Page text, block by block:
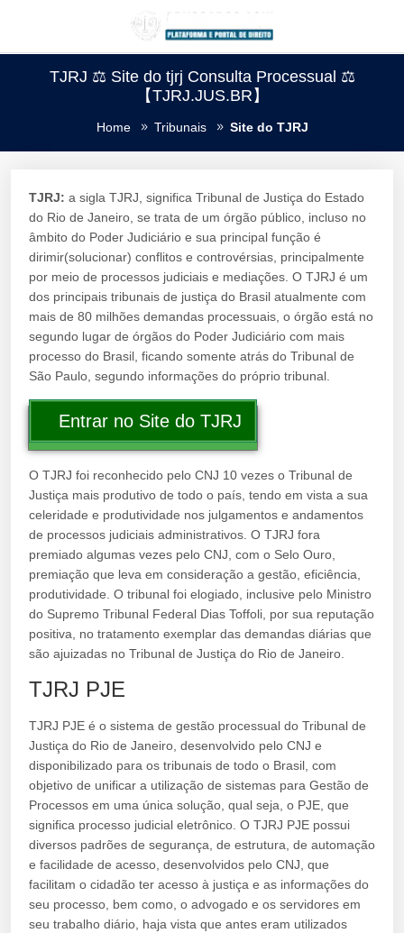
TJRJ ⚖️ Site do tjrj Consulta Processual ⚖️
【TJRJ.JUS.BR】
Home Tribunais Site do TJRJ
TJRJ: a sigla TJRJ, significa Tribunal de Justiça do Estado
do Rio de Janeiro, se trata de um órgão público, incluso no
âmbito do Poder Judiciário e sua principal função é
dirimir(solucionar) conflitos e controvérsias, principalmente
por meio de processos judiciais e mediações. O TJRJ é um
dos principais tribunais de justiça do Brasil atualmente com
mais de 80 milhões demandas processuais, o órgão está no
segundo lugar de órgãos do Poder Judiciário com mais
processo do Brasil, ficando somente atrás do Tribunal de
São Paulo, segundo informações do próprio tribunal.
Entrar no Site do TJRJ
O TJRJ foi reconhecido pelo CNJ 10 vezes o Tribunal de
Justiça mais produtivo de todo o país, tendo em vista a sua
celeridade e produtividade nos julgamentos e andamentos
de processos judiciais administrativos. O TJRJ fora
premiado algumas vezes pelo CNJ, com o Selo Ouro,
premiação que leva em consideração a gestão, eficiência,
produtividade. O tribunal foi elogiado, inclusive pelo Ministro
do Supremo Tribunal Federal Dias Toffoli, por sua reputação
positiva, no tratamento exemplar das demandas diárias que
são ajuizadas no Tribunal de Justiça do Rio de Janeiro.
TJRJ PJE
TJRJ PJE é o sistema de gestão processual do Tribunal de
Justiça do Rio de Janeiro, desenvolvido pelo CNJ e
disponibilizado para os tribunais de todo o Brasil, com
objetivo de unificar a utilização de sistemas para Gestão de
Processos em uma única solução, qual seja, o PJE, que
significa processo judicial eletrônico. O TJRJ PJE possui
diversos padrões de segurança, de estrutura, de automação
e facilidade de acesso, desenvolvidos pelo CNJ, que
facilitam o cidadão ter acesso à justiça e as informações do
seu processo, bem como, o advogado e os servidores em
seu trabalho diário, haja vista que antes eram utilizados